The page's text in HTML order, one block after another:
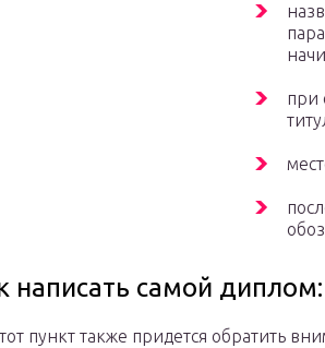
при
написать самой
пункт также придется обратить